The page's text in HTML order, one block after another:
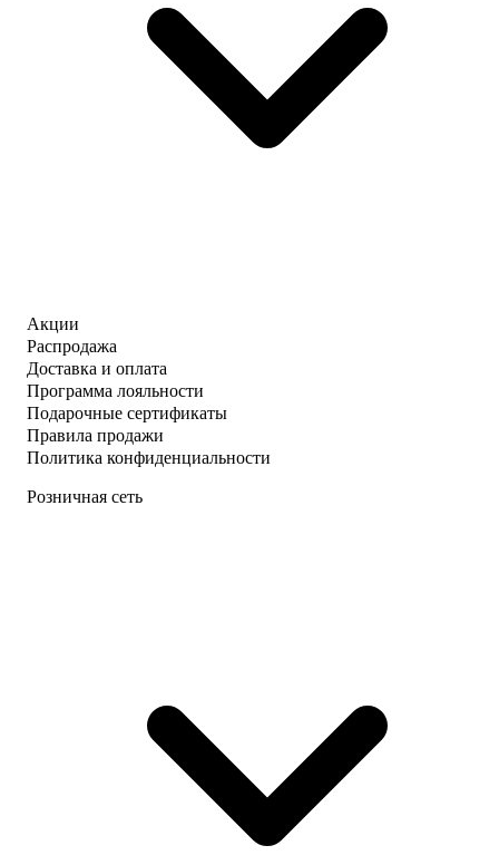
Акции
Распродажа
Доставка и оплата
Программа лояльности
Подарочные сертификаты
Правила продажи
Политика конфиденциальности
Розничная сеть